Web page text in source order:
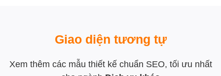
Giao diện tương tự
Xem thêm các mẫu thiết kế chuẩn SEO, tối ưu nhất